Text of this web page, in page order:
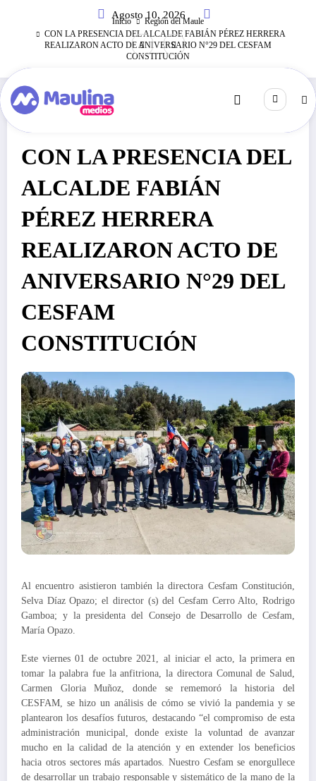
Agosto 10, 2026
Inicio
Región del Maule
CON LA PRESENCIA DEL ALCALDE FABIÁN PÉREZ HERRERA
REALIZARON ACTO DE ANIVERSARIO N°29 DEL CESFAM
CONSTITUCIÓN
Región Del Maule
CON LA PRESENCIA DEL
ALCALDE FABIÁN
PÉREZ HERRERA
REALIZARON ACTO DE
ANIVERSARIO N°29 DEL
CESFAM
CONSTITUCIÓN
Al encuentro asistieron también la directora Cesfam Constitución,
Selva Díaz Opazo; el director (s) del Cesfam Cerro Alto, Rodrigo
Gamboa; y la presidenta del Consejo de Desarrollo de Cesfam,
María Opazo.
Este viernes 01 de octubre 2021, al iniciar el acto, la primera en
tomar la palabra fue la anfitriona, la directora Comunal de Salud,
Carmen Gloria Muñoz, donde se rememoró la historia del
CESFAM, se hizo un análisis de cómo se vivió la pandemia y se
plantearon los desafíos futuros, destacando “el compromiso de esta
administración municipal, donde existe la voluntad de avanzar
mucho en la calidad de la atención y en extender los beneficios
hacia otros sectores más apartados. Nuestro Cesfam se enorgullece
de desarrollar un trabajo responsable y sistemático de la mano de la